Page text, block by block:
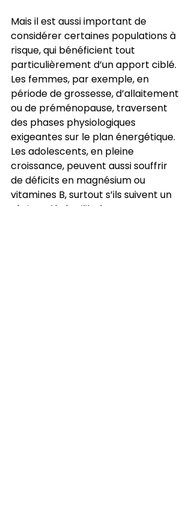
Mais il est aussi important de
considérer certaines populations à
risque, qui bénéficient tout
particulièrement d’un apport ciblé.
Les femmes, par exemple, en
période de grossesse, d’allaitement
ou de préménopause, traversent
des phases physiologiques
exigeantes sur le plan énergétique.
Les adolescents, en pleine
croissance, peuvent aussi souffrir
de déficits en magnésium ou
vitamines B, surtout s’ils suivent un
régime déséquilibré. Les